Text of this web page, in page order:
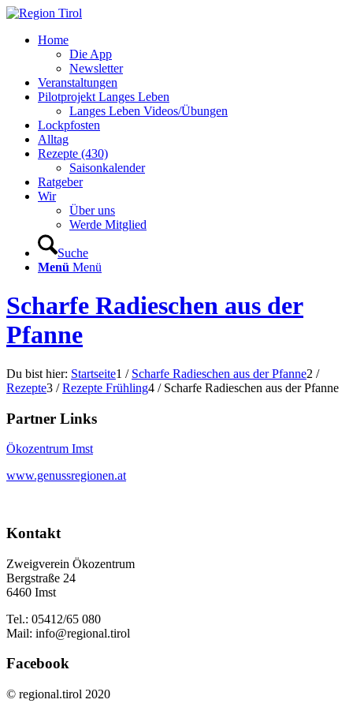
Home
Die App
Newsletter
Veranstaltungen
Pilotprojekt Langes Leben
Langes Leben Videos/Übungen
Lockpfosten
Alltag
Rezepte (430)
Saisonkalender
Ratgeber
Wir
Über uns
Werde Mitglied
Suche
Menü Menü
Scharfe Radieschen aus der
Pfanne
Du bist hier: Startseite1 / Scharfe Radieschen aus der Pfanne2 /
Rezepte3 / Rezepte Frühling4 / Scharfe Radieschen aus der Pfanne
Partner Links
Ökozentrum Imst
www.genussregionen.at
Kontakt
Zweigverein Ökozentrum
Bergstraße 24
6460 Imst
Tel.: 05412/65 080
Mail: info@regional.tirol
Facebook
© regional.tirol 2020